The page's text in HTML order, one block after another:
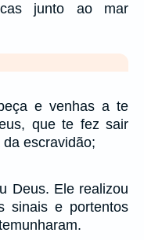
junto ao mar
e venhas a te
que te fez sair
da escravidão;
Deus. Ele realizou
sinais e portentos